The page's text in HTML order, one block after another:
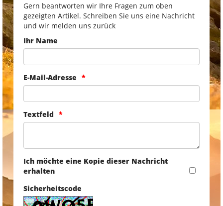
Gern beantworten wir Ihre Fragen zum oben
gezeigten Artikel. Schreiben Sie uns eine Nachricht
und wir melden uns zurück
Ihr Name
E-Mail-Adresse
Textfeld
Ich möchte eine Kopie dieser Nachricht
erhalten
Sicherheitscode